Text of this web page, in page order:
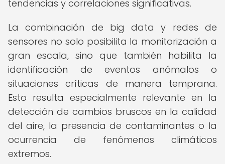
tendencias y correlaciones significativas.
La combinación de big data y redes de
sensores no solo posibilita la monitorización a
gran escala, sino que también habilita la
identificación de eventos anómalos o
situaciones críticas de manera temprana.
Esto resulta especialmente relevante en la
detección de cambios bruscos en la calidad
del aire, la presencia de contaminantes o la
ocurrencia de fenómenos climáticos
extremos.